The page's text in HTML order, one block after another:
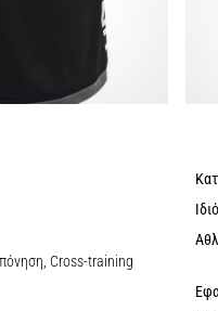
Cross-training